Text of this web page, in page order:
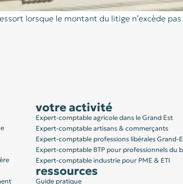
lorsque le montant du litige n’excède
votre activité
Expert-comptable agricole dans le Grand Est
Expert-comptable artisans & commerçants
Expert-comptable professions libérales Grand-
Expert-comptable BTP pour professionnels du
Expert-comptable industrie pour PME & ETI
ressources
Guide pratique